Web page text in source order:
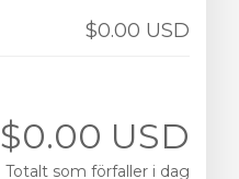
$0.00 USD
$0.00 USD
Totalt som förfaller i dag